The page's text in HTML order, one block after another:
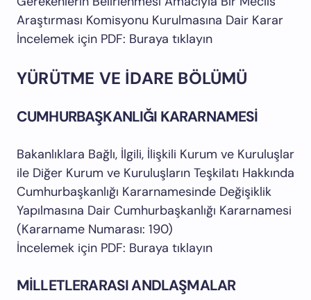
Araştırması Komisyonu Kurulmasına Dair Karar
İncelemek için PDF: Buraya tıklayın
YÜRÜTME VE İDARE BÖLÜMÜ
CUMHURBAŞKANLIĞI KARARNAMESİ
Bakanlıklara Bağlı, İlgili, İlişkili Kurum ve Kuruluşlar
ile Diğer Kurum ve Kuruluşların Teşkilatı Hakkında
Cumhurbaşkanlığı Kararnamesinde Değişiklik
Yapılmasına Dair Cumhurbaşkanlığı Kararnamesi
(Kararname Numarası: 190)
İncelemek için PDF: Buraya tıklayın
MİLLETLERARASI ANDLAŞMALAR